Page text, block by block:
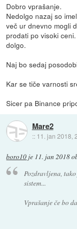
Dobro vprašanje.
Nedolgo nazaj so
več ur dnevno mogli
prodati po visoki
dolgo.
Naj bo sedaj
Kar se tiče varnosti
Sicer pa Binance
Mare2
:: 11. jan 2018,
boro10 je 11. jan 2018
Pozdravljena,
sistem...
Vprašanje če bo